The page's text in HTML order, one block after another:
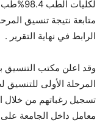
متابعة نتيجة تنسيق
الرابط في نهاية التقرير .
وقد اعلن مكتب التنسيق
المرحلة الأولى للتنسيق
معامل داخل الجامعة